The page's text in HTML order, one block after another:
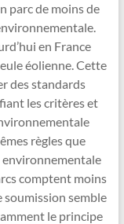
parc de moins de
en France
éolienne. Cette
des standards
les critères et
règles que
environnementale
comptent moins
soumission semble
le principe